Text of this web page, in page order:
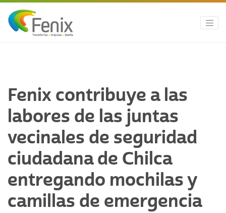
Fenix contribuye a las
labores de las juntas
vecinales de seguridad
ciudadana de Chilca
entregando mochilas y
camillas de emergencia